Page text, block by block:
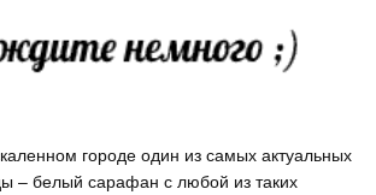
городе один из самых актуальных
– белый сарафан с любой из таких